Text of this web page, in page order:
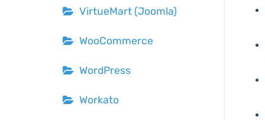
VirtueMart (Joomla)
WooCommerce
WordPress
Workato